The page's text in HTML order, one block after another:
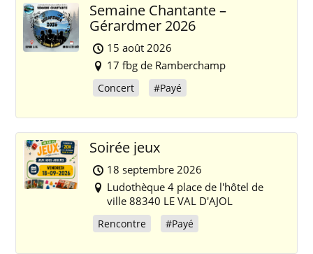
Semaine Chantante –
Gérardmer 2026
15 août 2026
17 fbg de Ramberchamp
Concert #Payé
Soirée jeux
18 septembre 2026
Ludothèque 4 place de l'hôtel de
ville 88340 LE VAL D'AJOL
Rencontre #Payé